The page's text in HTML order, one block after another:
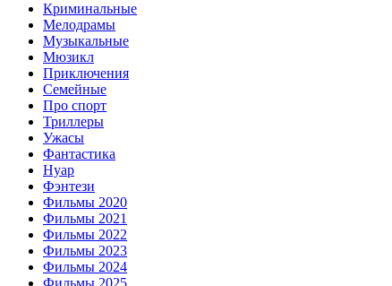
Криминальные
Мелодрамы
Музыкальные
Мюзикл
Приключения
Семейные
Про спорт
Триллеры
Ужасы
Фантастика
Нуар
Фэнтези
Фильмы 2020
Фильмы 2021
Фильмы 2022
Фильмы 2023
Фильмы 2024
Фильмы 2025